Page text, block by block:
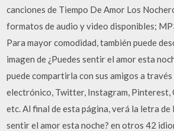
canciones de Tiempo De Amor Los
formatos de audio y video disponibles;
Para mayor comodidad, también puede
imagen de ¿Puedes sentir el amor esta
puede compartirla con sus amigos a
electrónico, Twitter, Instagram, Pinterest,
etc. Al final de esta página, verá la letra de
sentir el amor esta noche? en otros 42